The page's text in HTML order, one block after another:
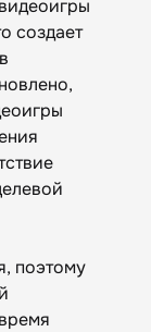
создает
поэтому